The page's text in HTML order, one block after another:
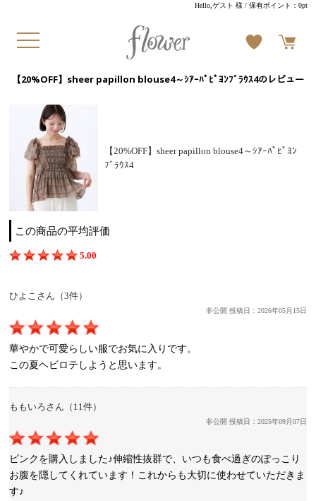
Hello,ゲスト 様 / 保有ポイント：0pt
【20%OFF】sheer papillon blouse4～ｼｱｰﾊﾟﾋﾟﾖﾝﾌﾞﾗｳｽ4のレビュー
【20%OFF】sheer papillon blouse4～ｼｱｰﾊﾟﾋﾟﾖﾝ
ﾌﾞﾗｳｽ4
この商品の平均評価
5.00
ひよこさん（3件）
非公開 投稿日：2026年05月15日
華やかで可愛らしい服でお気に入りです。
この夏ヘビロテしようと思います。
ももいろさん（11件）
非公開 投稿日：2025年09月07日
ピンクを購入しました♪伸縮性抜群で、いつも食べ過ぎのぽっこり
お腹を隠してくれています！これからも大切に使わせていただきま
す♪